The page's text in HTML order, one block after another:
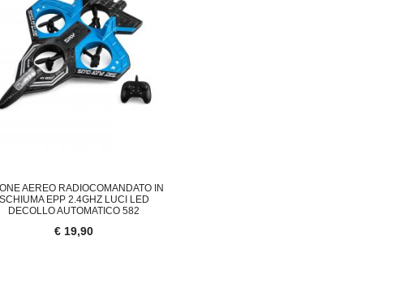
AEREO RADIOCOMANDATO IN
EPP 2.4GHZ LUCI LED
DECOLLO AUTOMATICO 582
€ 19,90